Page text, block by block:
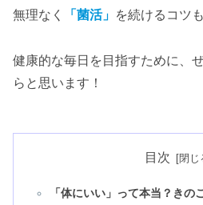
無理なく
「菌活」 を続けるコツ
健康的な毎日を目指すために、
らと思います！
目次
「体にいい」って本当？きの